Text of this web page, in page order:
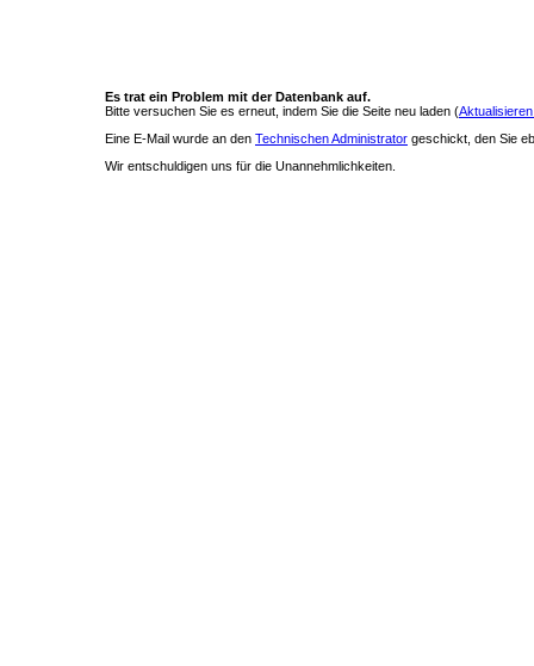
Es trat ein Problem mit der Datenbank auf.
Bitte versuchen Sie es erneut, indem Sie die Seite neu laden (
Eine E-Mail wurde an den Technischen Administrator geschickt, den Sie
Wir entschuldigen uns für die Unannehmlichkeiten.